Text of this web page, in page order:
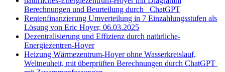
Berechnungen und Beurteilung durch ChatGPT
Rentenfinanzierung Umverteilung in 7 Einzahlungsstufen als
Lösung von Eric Hoyer, 06.03.2025
Dezentralisierung und Effizienz durch natürliche-
Energiezentren-Hoyer
Heizung Wärmezentrum-Hoyer ohne Wasserkreislauf,
Weltneuheit, mit überprüften Berechnungen durch ChatGPT